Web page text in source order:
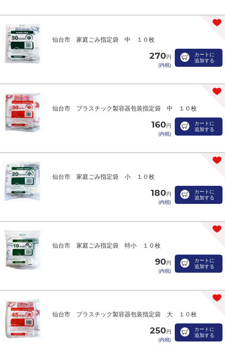
仙台市 家庭ごみ指定袋 中 １０枚
270円
(内税)
カートに
追加する
仙台市 プラスチック製容器包装指定袋 中 １０枚
160円
(内税)
カートに
追加する
仙台市 家庭ごみ指定袋 小 １０枚
180円
(内税)
カートに
追加する
仙台市 家庭ごみ指定袋 特小 １０枚
90円
(内税)
カートに
追加する
仙台市 プラスチック製容器包装指定袋 大 １０枚
250円
(内税)
カートに
追加する